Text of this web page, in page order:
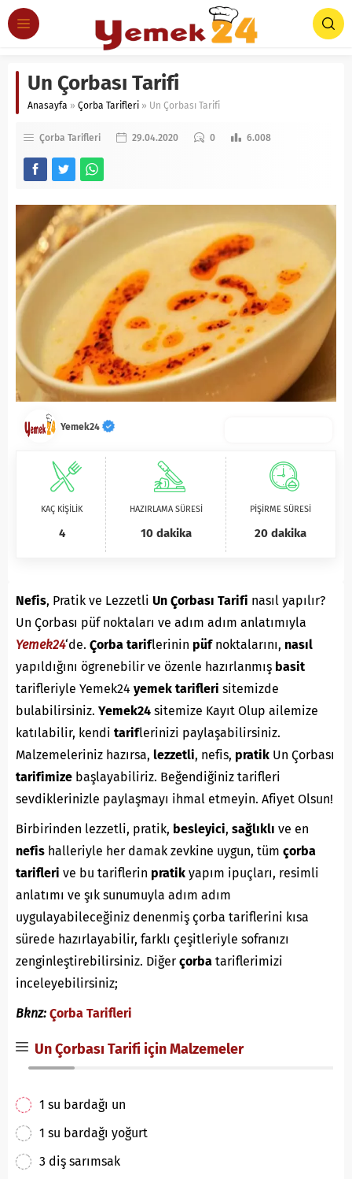
Un Çorbası Tarifi
Anasayfa » Çorba Tarifleri » Un Çorbası Tarifi
Çorba Tarifleri 29.04.2020 0 6.008
Yemek24
KAÇ KİŞİLİK
4
HAZIRLAMA SÜRESİ
10 dakika
PİŞİRME SÜRESİ
20 dakika
Nefis, Pratik ve Lezzetli Un Çorbası Tarifi nasıl yapılır?
Un Çorbası püf noktaları ve adım adım anlatımıyla
Yemek24‘de. Çorba tariflerinin püfnoktalarını, nasıl
yapıldığını ögrenebilir ve özenle hazırlanmış basit
tarifleriyle Yemek24 yemek tarifleri sitemizde
bulabilirsiniz. Yemek24 sitemize Kayıt Olup ailemize
katılabilir, kendi tariflerinizi paylaşabilirsiniz.
Malzemeleriniz hazırsa, lezzetli, nefis, pratik Un Çorbası
tarifimize başlayabiliriz. Beğendiğiniz tarifleri
sevdiklerinizle paylaşmayı ihmal etmeyin. Afiyet Olsun!
Birbirinden lezzetli, pratik, besleyici, sağlıklı ve en
nefis halleriyle her damak zevkine uygun, tüm çorba
tarifleri ve bu tariflerin pratik yapım ipuçları, resimli
anlatımı ve şık sunumuyla adım adım
uygulayabileceğiniz denenmiş çorba tariflerini kısa
sürede hazırlayabilir, farklı çeşitleriyle sofranızı
zenginleştirebilirsiniz. Diğer çorba tariflerimizi
inceleyebilirsiniz;
Bknz: Çorba Tarifleri
Un Çorbası Tarifi için Malzemeler
1 su bardağı un
1 su bardağı yoğurt
3 diş sarımsak